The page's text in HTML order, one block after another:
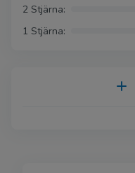
2 Stjärna:
1 Stjärna: